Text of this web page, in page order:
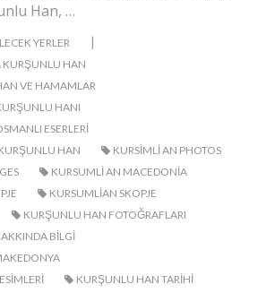
Han, …
YERLER |
KURŞUNLU HAN
VE HAMAMLAR
HANI
ESERLERI
HAN
KURSIMLI AN PHOTOS
KURSUMLI AN MACEDONIA
KURSUMLIAN SKOPJE
KURŞUNLU HAN FOTOĞRAFLARI
BILGI
KURŞUNLU HAN TARIHI